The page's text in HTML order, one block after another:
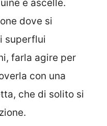
e ascelle.
dove si
superflui
farla agire per
con una
che di solito si